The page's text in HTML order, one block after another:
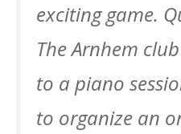
exciting game.
The Arnhem
to a piano
to organize an